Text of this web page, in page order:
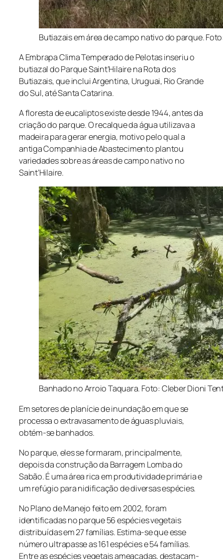
Butiazais em área de campo nativo do parque.
A Embrapa Clima Temperado de Pelotas inseriu o
butiazal do Parque Saint’Hilaire na Rota dos
Butiazais, que inclui Argentina, Uruguai, Rio Grande
do Sul, até Santa Catarina.
A floresta de eucaliptos existe desde 1944, antes da
criação do parque. O recalque da água utilizava a
madeira para gerar energia, motivo pelo qual a
antiga Companhia de Abastecimento plantou
variedades sobre as áreas de campo nativo no
Saint’Hilaire.
Banhado no Arroio Taquara. Foto: Cleber Dioni
Em setores de planície de inundação em que se
processa o extravasamento de águas pluviais,
obtém-se banhados.
No parque, eles se formaram, principalmente,
depois da construção da Barragem Lomba do
Sabão. É uma área rica em produtividade primária e
um refúgio para nidificação de diversas espécies.
No Plano de Manejo feito em 2002, foram
identificadas no parque 56 espécies vegetais
distribuídas em 27 famílias. Estima-se que esse
número ultrapasse as 161 espécies e 54 famílias.
Entre as espécies vegetais ameaçadas, destacam-